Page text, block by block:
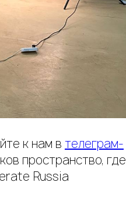
к нам в телеграм-
пространство, где
Russia